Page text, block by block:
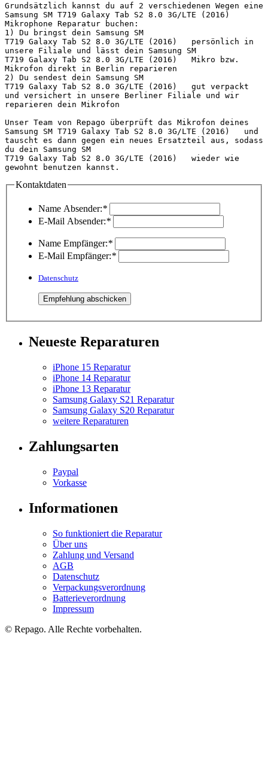
Grundsätzlich kannst du auf 2 verschiedenen Wegen eine
Samsung SM T719 Galaxy Tab S2 8.0 3G/LTE (2016)
Mikrophone Reparatur buchen:
1) Du bringst dein Samsung SM
T719 Galaxy Tab S2 8.0 3G/LTE (2016)   persönlich in
unsere Filiale und lässt dein Samsung SM
T719 Galaxy Tab S2 8.0 3G/LTE (2016)   Mikro bzw.
Mikrofon direkt in Berlin reparieren
2) Du sendest dein Samsung SM
T719 Galaxy Tab S2 8.0 3G/LTE (2016)   gut verpackt
und versichert in unsere Berliner Filiale und wir
reparieren dein Mikrofon
Unser Team von Repago überprüft das Mikrofon deines
Samsung SM T719 Galaxy Tab S2 8.0 3G/LTE (2016)   und
tauscht es dann gegen ein neues Ersatzteil aus, sodass
du dein Samsung SM
T719 Galaxy Tab S2 8.0 3G/LTE (2016)   wieder wie
Kontaktdaten
Name Absender:*
E-Mail Absender:*
Name Empfänger:*
E-Mail Empfänger:*
Datenschutz
Neueste Reparaturen
iPhone 15 Reparatur
iPhone 14 Reparatur
iPhone 13 Reparatur
Samsung Galaxy S21 Reparatur
Samsung Galaxy S20 Reparatur
weitere Reparaturen
Zahlungsarten
Paypal
Vorkasse
Informationen
So funktioniert die Reparatur
Über uns
Zahlung und Versand
AGB
Datenschutz
Verpackungsverordnung
Batterieverordnung
Impressum
© Repago. Alle Rechte vorbehalten.